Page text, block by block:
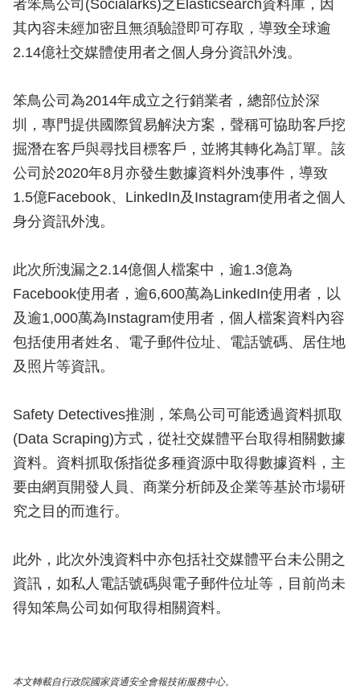
者笨鳥公司(Socialarks)之Elasticsearch資料庫，因
其內容未經加密且無須驗證即可存取，導致全球逾
2.14億社交媒體使用者之個人身分資訊外洩。
笨鳥公司為2014年成立之行銷業者，總部位於深
圳，專門提供國際貿易解決方案，聲稱可協助客戶挖
掘潛在客戶與尋找目標客戶，並將其轉化為訂單。該
公司於2020年8月亦發生數據資料外洩事件，導致
1.5億Facebook、LinkedIn及Instagram使用者之個人
身分資訊外洩。
此次所洩漏之2.14億個人檔案中，逾1.3億為
Facebook使用者，逾6,600萬為LinkedIn使用者，以
及逾1,000萬為Instagram使用者，個人檔案資料內容
包括使用者姓名、電子郵件位址、電話號碼、居住地
及照片等資訊。
Safety Detectives推測，笨鳥公司可能透過資料抓取
(Data Scraping)方式，從社交媒體平台取得相關數據
資料。資料抓取係指從多種資源中取得數據資料，主
要由網頁開發人員、商業分析師及企業等基於市場研
究之目的而進行。
此外，此次外洩資料中亦包括社交媒體平台未公開之
資訊，如私人電話號碼與電子郵件位址等，目前尚未
得知笨鳥公司如何取得相關資料。
本文轉載自行政院國家資通安全會報技術服務中心。